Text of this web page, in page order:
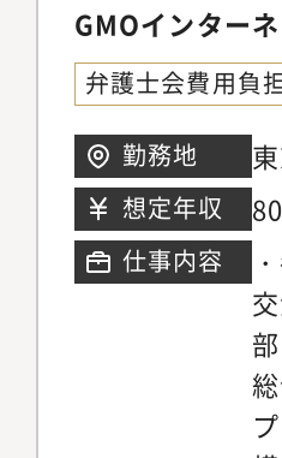
GMOインター
弁護士会費用負
勤務地
想定年収
仕事内容